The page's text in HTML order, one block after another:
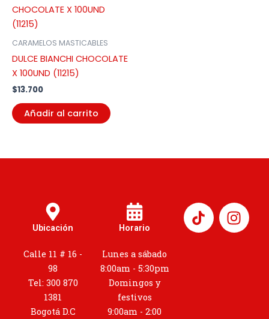
CARAMELOS MASTICABLES
DULCE BIANCHI CHOCOLATE
X 100UND (11215)
$13.700
Añadir al carrito
Ubicación
Calle 11 # 16 -
98
Tel: 300 870
1381
Bogotá D.C
Horario
Lunes a sábado
8:00am - 5:30pm
Domingos y
festivos
9:00am - 2:00
I
n
s